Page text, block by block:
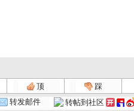
顶
踩
转发邮件 转帖到社区